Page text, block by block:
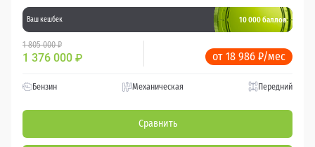
Ваш кешбек 10 000 баллов
1 805 000 ₽
1 376 000 ₽ от 18 986 ₽/мес
Бензин Механическая Передний
Сравнить